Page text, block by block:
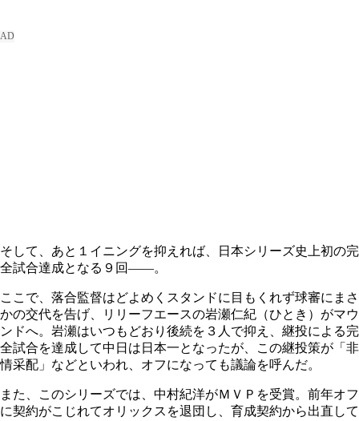
そして、あと１イニングを抑えれば、日本シリーズ史上初の完
全試合達成となる９回――。
ここで、落合監督はどよめくスタンドに目もくれず球審にまさ
かの交代を告げ、リリーフエースの岩瀬仁紀（ひとき）がマウ
ンドへ。岩瀬はいつもどおり後続を３人で抑え、継投による完
全試合を達成して中日は日本一となったが、この継投策が「非
情采配」などといわれ、オフになっても議論を呼んだ。
また、このシリーズでは、中村紀洋がＭＶＰを受賞。前年オフ
に契約がこじれてオリックスを退団し、育成契約から出直して